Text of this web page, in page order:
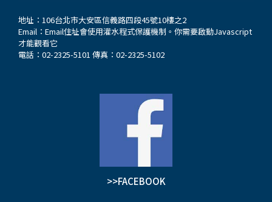
地址：106台北市大安區信義路四段45號10樓之2
Email： Email住址會使用灌水程式保護機制。你需要啟動Javascript
才能觀看它
電話：02-2325-5101 傳真：02-2325-5102
>>FACEBOOK